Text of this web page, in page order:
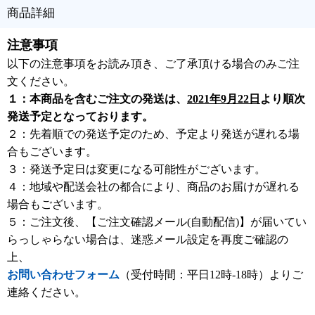
商品詳細
注意事項
以下の注意事項をお読み頂き、ご了承頂ける場合のみご注
文ください。
１：本商品を含むご注文の発送は、 2021年9月22日 より順次
発送予定となっております。
２：先着順での発送予定のため、予定より発送が遅れる場
合もございます。
３：発送予定日は変更になる可能性がございます。
４：地域や配送会社の都合により、商品のお届けが遅れる
場合もございます。
５：ご注文後、【ご注文確認メール(自動配信)】が届いてい
らっしゃらない場合は、迷惑メール設定を再度ご確認の
上、
お問い合わせフォーム （受付時間：平日12時-18時）よりご
連絡ください。